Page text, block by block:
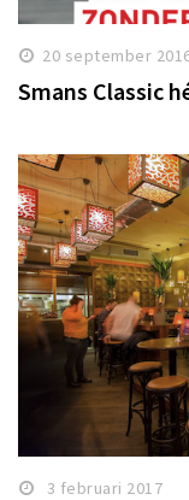
20 september
Smans Classic
3 februari 2017